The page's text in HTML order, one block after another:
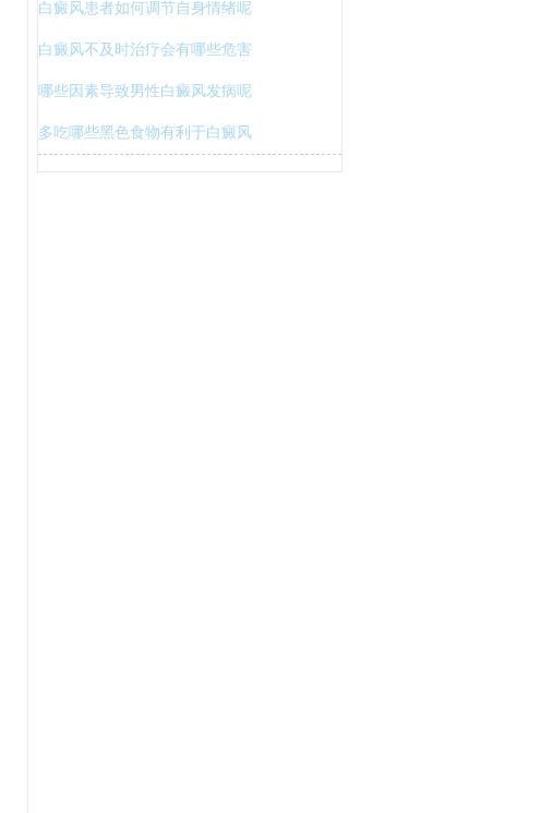
白癜风患者如何调节自身情绪呢
白癜风不及时治疗会有哪些危害
哪些因素导致男性白癜风发病呢
多吃哪些黑色食物有利于白癜风